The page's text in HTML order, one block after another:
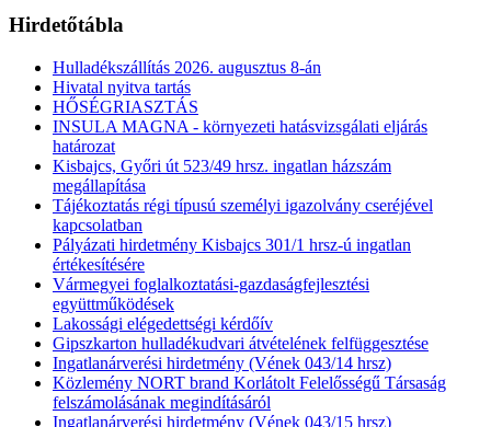
Hirdetőtábla
Hulladékszállítás 2026. augusztus 8-án
Hivatal nyitva tartás
HŐSÉGRIASZTÁS
INSULA MAGNA - környezeti hatásvizsgálati eljárás
határozat
Kisbajcs, Győri út 523/49 hrsz. ingatlan házszám
megállapítása
Tájékoztatás régi típusú személyi igazolvány cseréjével
kapcsolatban
Pályázati hirdetmény Kisbajcs 301/1 hrsz-ú ingatlan
értékesítésére
Vármegyei foglalkoztatási-gazdaságfejlesztési
együttműködések
Lakossági elégedettségi kérdőív
Gipszkarton hulladékudvari átvételének felfüggesztése
Ingatlanárverési hirdetmény (Vének 043/14 hrsz)
Közlemény NORT brand Korlátolt Felelősségű Társaság
felszámolásának megindításáról
Ingatlanárverési hirdetmény (Vének 043/15 hrsz)